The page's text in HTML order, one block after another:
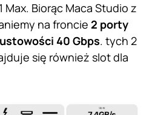
Max. Biorąc Maca Studio z
na froncie 2 porty
40 Gbps. tych 2
się również slot dla